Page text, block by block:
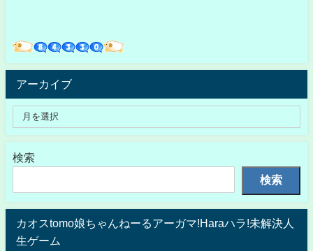
アーカイブ
検索
検索
カオスtomo娘ちゃんねーるアーガマ!Haraハラ!未解決人
生ゲーム